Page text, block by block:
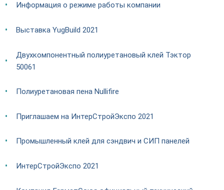
Информация о режиме работы компании
Выставка YugBuild 2021
Двухкомпонентный полиуретановый клей Тэктор
50061
Полиуретановая пена Nullifire
Приглашаем на ИнтерСтройЭкспо 2021
Промышленный клей для сэндвич и СИП панелей
ИнтерСтройЭкспо 2021